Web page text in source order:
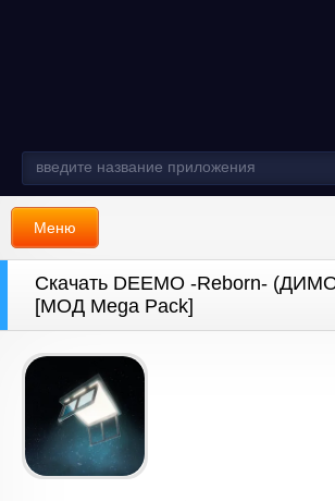
Меню
Скачать DEEMO -Reborn-
[МОД Mega Pack]